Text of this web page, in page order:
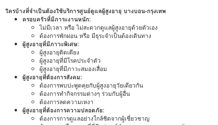
ใครบ้างที่จำเป็นต้องใช้บริการศูนย์ดูแลผู้สูงอายุ บางบอน-กรุงเทพ
ครอบครัวที่มีภาระงานหนัก:
ไม่มีเวลา หรือ ไม่สะดวกดูแลผู้สูงอายุด้วยตัวเอง
ต้องการพักผ่อน หรือ มีธุระจำเป็นต้องเดินทาง
ผู้สูงอายุที่มีภาวะพิเศษ:
ผู้สูงอายุติดเตียง
ผู้สูงอายุที่มีโรคประจำตัว
ผู้สูงอายุที่มีภาวะสมองเสื่อม
ผู้สูงอายุที่ต้องการสังคม:
ต้องการพบปะพูดคุยกับผู้สูงอายุวัยเดียวกัน
ต้องการทำกิจกรรมต่างๆ ร่วมกับผู้อื่น
ต้องการลดความเหงา
ผู้สูงอายุที่ต้องการความปลอดภัย:
ต้องการการดูแลอย่างใกล้ชิดจากผู้เชี่ยวชาญ